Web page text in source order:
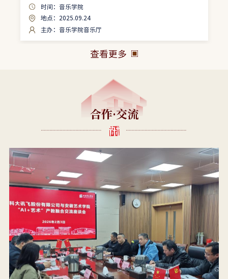
查看更多
时间：音乐学院
地点： 2025.09.24
主办：音乐学院音乐厅
合作·交流